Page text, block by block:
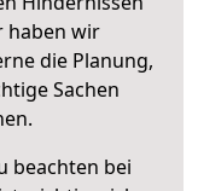
haben wir
die Planung,
Sachen
beachten bei